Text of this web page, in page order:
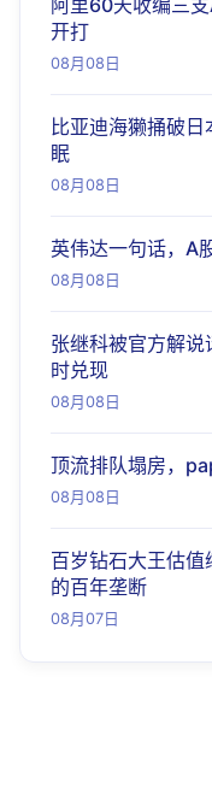
阿里60天收编三
开打
08月08日
比亚迪海獭捅破
眠
08月08日
英伟达一句话，A
08月08日
张继科被官方解
时兑现
08月08日
顶流排队塌房，
08月08日
百岁钻石大王估
的百年垄断
08月07日